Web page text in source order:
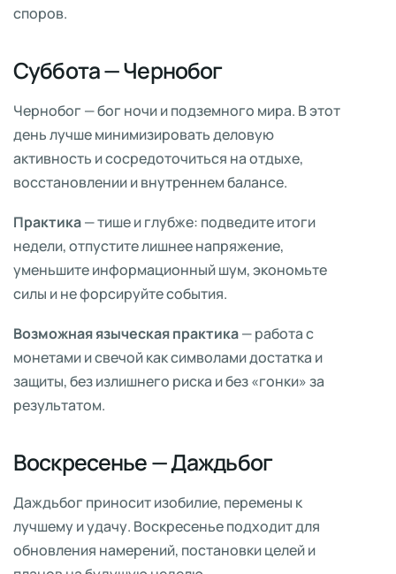
споров.
Суббота — Чернобог
Чернобог — бог ночи и подземного мира. В этот
день лучше минимизировать деловую
активность и сосредоточиться на отдыхе,
восстановлении и внутреннем балансе.
Практика— тише и глубже: подведите итоги
недели, отпустите лишнее напряжение,
уменьшите информационный шум, экономьте
силы и не форсируйте события.
Возможная языческая практика— работа с
монетами и свечой как символами достатка и
защиты, без излишнего риска и без «гонки» за
результатом.
Воскресенье — Даждьбог
Даждьбог приносит изобилие, перемены к
лучшему и удачу. Воскресенье подходит для
обновления намерений, постановки целей и